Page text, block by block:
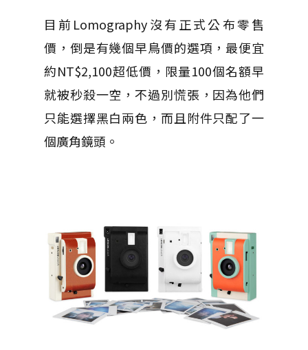
目前Lomography沒有正式公布零售
價，倒是有幾個早鳥價的選項，最便宜
約NT$2,100超低價，限量100個名額早
就被秒殺一空，不過別慌張，因為他們
只能選擇黑白兩色，而且附件只配了一
個廣角鏡頭。